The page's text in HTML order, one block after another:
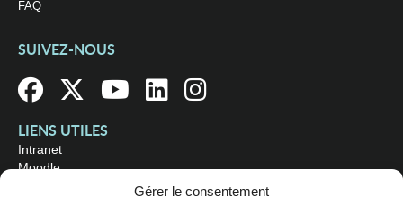
Gérer le consentement
FAQ
SUIVEZ-NOUS
LIENS UTILES
Intranet
Moodle